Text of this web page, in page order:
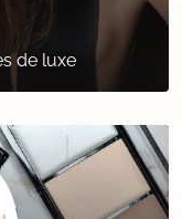
de luxe